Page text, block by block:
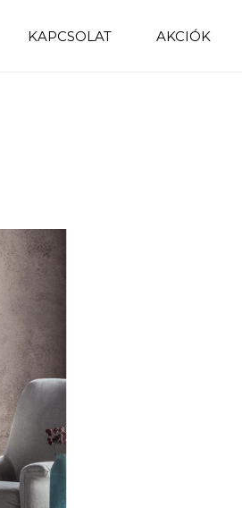
KAPCSOLAT AKCIÓK